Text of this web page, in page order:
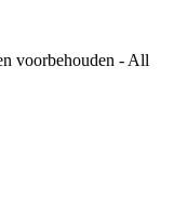
voorbehouden - All